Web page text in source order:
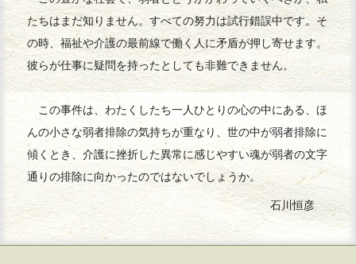
たちはまだ知りません。すべての努力は試行錯誤中です。そ
の時、福祉や介護の最前線で働く人に矛盾が押し寄せます。
彼らが仕事に疑問を持ったとしても非難できません。
この事件は、わたくしたち一人ひとりの心の中にある、ほ
んの小さな弱者排除の気持ちが重なり、世の中が弱者排除に
傾くとき、介護に挫折した異常に感じやすい魂が弱者の文字
通りの排除に向かったのではないでしょうか。
石川恒彦